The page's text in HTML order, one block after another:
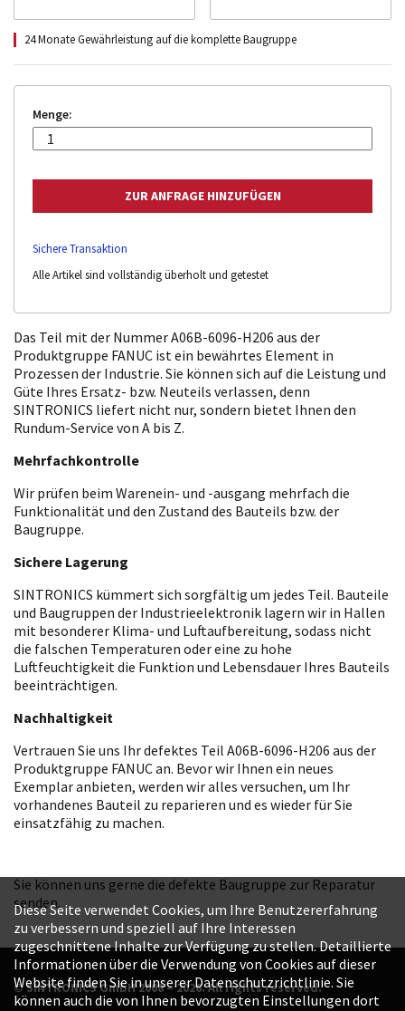
24 Monate Gewährleistung auf die komplette Baugruppe
Menge:
Sichere Transaktion
Alle Artikel sind vollständig überholt und getestet
Das Teil mit der Nummer A06B-6096-H206 aus der
Produktgruppe FANUC ist ein bewährtes Element in
Prozessen der Industrie. Sie können sich auf die Leistung und
Güte Ihres Ersatz- bzw. Neuteils verlassen, denn
SINTRONICS liefert nicht nur, sondern bietet Ihnen den
Rundum-Service von A bis Z.
Mehrfachkontrolle
Wir prüfen beim Warenein- und -ausgang mehrfach die
Funktionalität und den Zustand des Bauteils bzw. der
Baugruppe.
Sichere Lagerung
SINTRONICS kümmert sich sorgfältig um jedes Teil. Bauteile
und Baugruppen der Industrieelektronik lagern wir in Hallen
mit besonderer Klima- und Luftaufbereitung, sodass nicht
die falschen Temperaturen oder eine zu hohe
Luftfeuchtigkeit die Funktion und Lebensdauer Ihres Bauteils
beeinträchtigen.
Nachhaltigkeit
Vertrauen Sie uns Ihr defektes Teil A06B-6096-H206 aus der
Produktgruppe FANUC an. Bevor wir Ihnen ein neues
Exemplar anbieten, werden wir alles versuchen, um Ihr
vorhandenes Bauteil zu reparieren und es wieder für Sie
einsatzfähig zu machen.
Sie können uns gerne die defekte Baugruppe zur Reparatur
senden.
© SINTRONICS GmbH 2008 – 2026. All rights reserved.
Diese Seite verwendet Cookies, um Ihre Benutzererfahrung
zu verbessern und speziell auf Ihre Interessen
zugeschnittene Inhalte zur Verfügung zu stellen. Detaillierte
Informationen über die Verwendung von Cookies auf dieser
Website finden Sie in unserer Datenschutzrichtlinie. Sie
können auch die von Ihnen bevorzugten Einstellungen dort